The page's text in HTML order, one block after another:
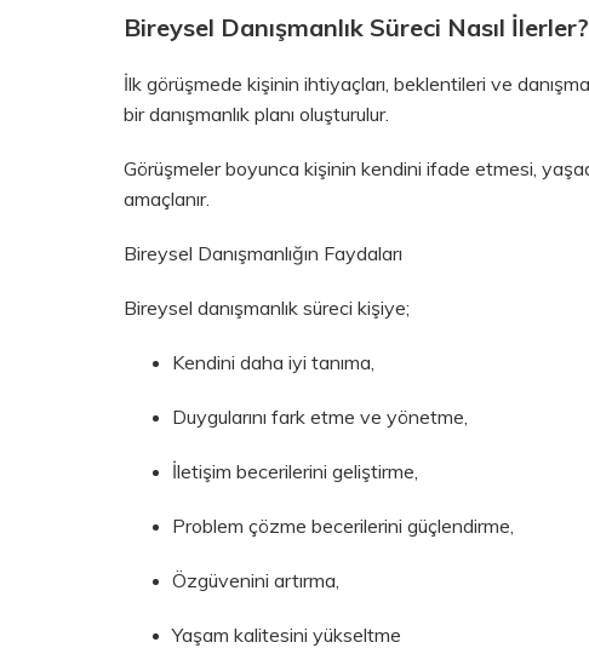
Bireysel Danışmanlık Süreci Nasıl İlerler?
İlk görüşmede kişinin ihtiyaçları, beklentileri ve
bir danışmanlık planı oluşturulur.
Görüşmeler boyunca kişinin kendini ifade etmesi,
amaçlanır.
Bireysel Danışmanlığın Faydaları
Bireysel danışmanlık süreci kişiye;
Kendini daha iyi tanıma,
Duygularını fark etme ve yönetme,
İletişim becerilerini geliştirme,
Problem çözme becerilerini güçlendirme,
Özgüvenini artırma,
Yaşam kalitesini yükseltme